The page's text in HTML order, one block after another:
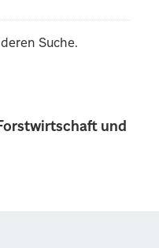
und
Suche.